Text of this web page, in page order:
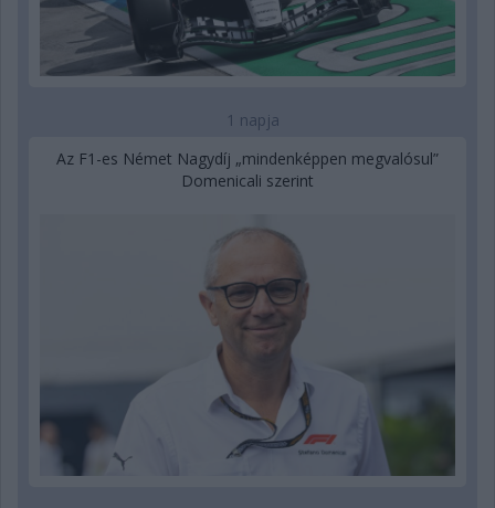
1 napja
Az F1-es Német Nagydíj „mindenképpen megvalósul”
Domenicali szerint